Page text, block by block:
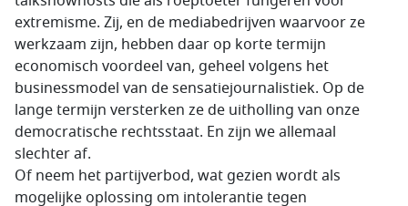
extremisme. Zij, en de mediabedrijven waarvoor ze
werkzaam zijn, hebben daar op korte termijn
economisch voordeel van, geheel volgens het
businessmodel van de sensatiejournalistiek. Op de
lange termijn versterken ze de uitholling van onze
democratische rechtsstaat. En zijn we allemaal
slechter af.
Of neem het partijverbod, wat gezien wordt als
mogelijke oplossing om intolerantie tegen